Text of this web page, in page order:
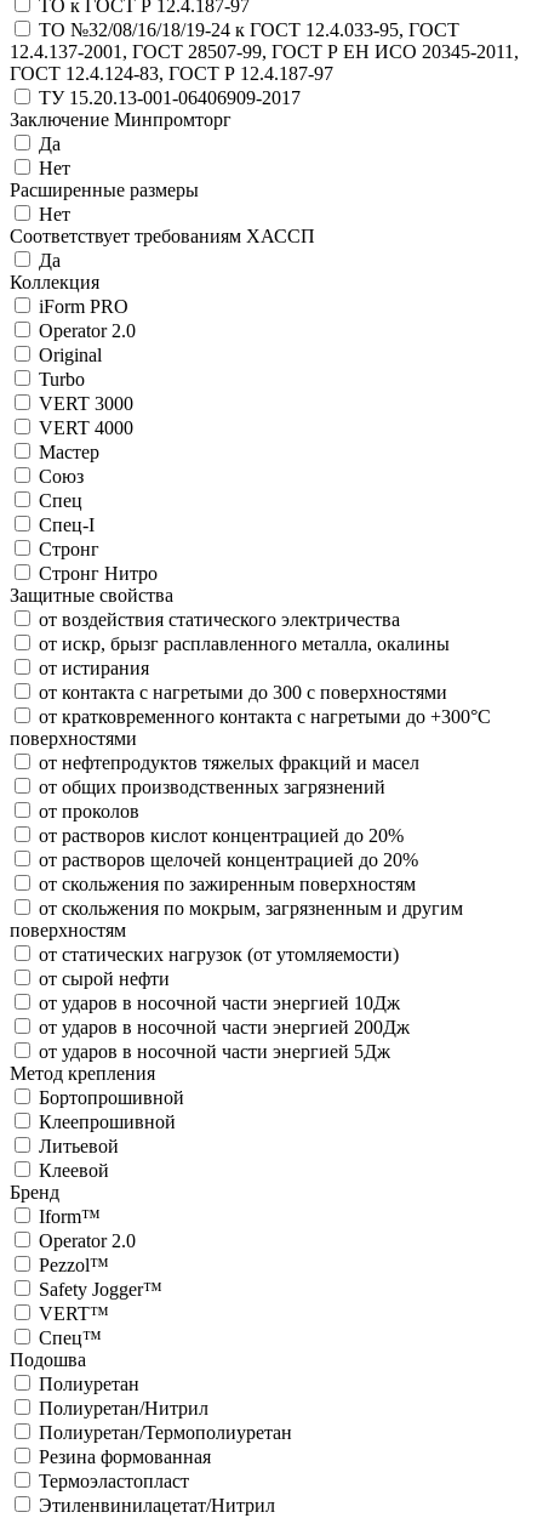
ТО к ГОСТ Р 12.4.187-97
ТО №32/08/16/18/19-24 к ГОСТ 12.4.033-95, ГОСТ
12.4.137-2001, ГОСТ 28507-99, ГОСТ Р ЕН ИСО 20345-2011,
ГОСТ 12.4.124-83, ГОСТ Р 12.4.187-97
ТУ 15.20.13-001-06406909-2017
Заключение Минпромторг
Да
Нет
Расширенные размеры
Нет
Соответствует требованиям ХАССП
Да
Коллекция
iForm PRO
Operator 2.0
Original
Turbo
VERT 3000
VERT 4000
Мастер
Союз
Спец
Спец-I
Стронг
Стронг Нитро
Защитные свойства
от воздействия статического электричества
от искр, брызг расплавленного металла, окалины
от истирания
от контакта с нагретыми до 300 с поверхностями
от кратковременного контакта с нагретыми до +300°С
поверхностями
от нефтепродуктов тяжелых фракций и масел
от общих производственных загрязнений
от проколов
от растворов кислот концентрацией до 20%
от растворов щелочей концентрацией до 20%
от скольжения по зажиренным поверхностям
от скольжения по мокрым, загрязненным и другим
поверхностям
от статических нагрузок (от утомляемости)
от сырой нефти
от ударов в носочной части энергией 10Дж
от ударов в носочной части энергией 200Дж
от ударов в носочной части энергией 5Дж
Метод крепления
Бортопрошивной
Клеепрошивной
Литьевой
Клеевой
Бренд
Iform™
Operator 2.0
Pezzol™
Safety Jogger™
VERT™
Спец™
Подошва
Полиуретан
Полиуретан/Нитрил
Полиуретан/Термополиуретан
Резина формованная
Термоэластопласт
Этиленвинилацетат/Нитрил